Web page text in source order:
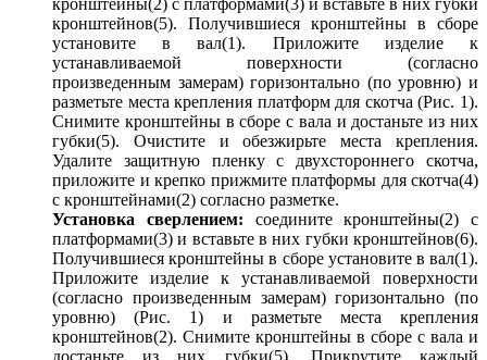
кронштейны(2) с платформами(3) и вставьте в них губки
кронштейнов(5). Получившиеся кронштейны в сборе
установите в вал(1). Приложите изделие к
устанавливаемой поверхности (согласно
произведенным замерам) горизонтально (по уровню) и
разметьте места крепления платформ для скотча (Рис. 1).
Снимите кронштейны в сборе с вала и достаньте из них
губки(5). Очистите и обезжирьте места крепления.
Удалите защитную пленку с двухстороннего скотча,
приложите и крепко прижмите платформы для скотча(4)
с кронштейнами(2) согласно разметке.
Установка сверлением: соедините кронштейны(2) с
платформами(3) и вставьте в них губки кронштейнов(6).
Получившиеся кронштейны в сборе установите в вал(1).
Приложите изделие к устанавливаемой поверхности
(согласно произведенным замерам) горизонтально (по
уровню) (Рис. 1) и разметьте места крепления
кронштейнов(2). Снимите кронштейны в сборе с вала и
достаньте из них губки(5). Прикрутите каждый